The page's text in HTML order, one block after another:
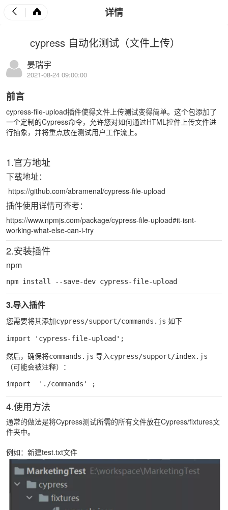
详情
cypress 自动化测试（文件上传）
晏瑞宇
2021-08-24 09:00:00
前言
cypress-file-upload插件使得文件上传测试变得简单。这个包添加了
一个定制的Cypress命令，允许您对如何通过HTML控件上传文件进
行抽象，并将重点放在测试用户工作流上。
1.官方地址
下载地址：
https://github.com/abramenal/cypress-file-upload
插件使用详情可查考：
https://www.npmjs.com/package/cypress-file-upload#it-isnt-
working-what-else-can-i-try
2.安装插件
npm
npm install --save-dev cypress-file-upload
3.导入插件
您需要将其添加cypress/support/commands.js 如下
import 'cypress-file-upload';
然后，确保将commands.js 导入cypress/support/index.js
（可能会被注释）：
import  './commands' ;
4.使用方法
通常的做法是将Cypress测试所需的所有文件放在Cypress/fixtures文
件夹中。
例如：新建test.txt文件